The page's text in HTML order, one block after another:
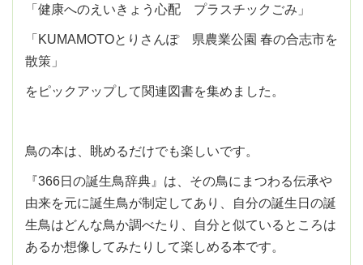
「健康へのえいきょう心配 プラスチックごみ」
「KUMAMOTOとりさんぽ 県農業公園 春の合志市を
散策」
をピックアップして関連図書を集めました。
鳥の本は、眺めるだけでも楽しいです。
『366日の誕生鳥辞典』は、その鳥にまつわる伝承や
由来を元に誕生鳥が制定してあり、自分の誕生日の誕
生鳥はどんな鳥か調べたり、自分と似ているところは
あるか想像してみたりして楽しめる本です。